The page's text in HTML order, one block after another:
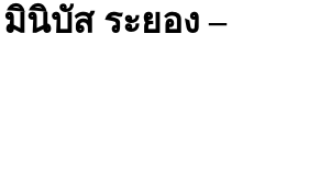
มินิบัส ระยอง –